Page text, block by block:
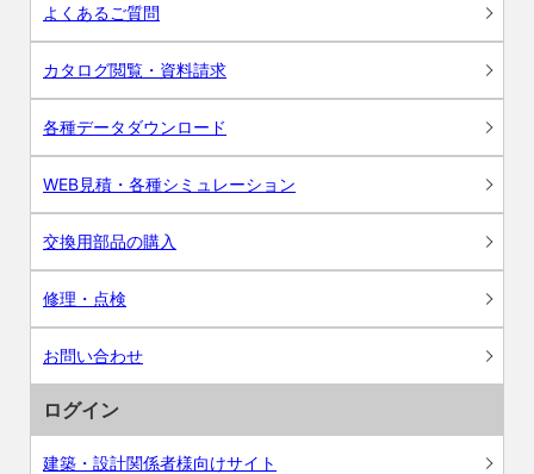
よくあるご質問
カタログ閲覧・資料請求
各種データダウンロード
WEB見積・各種シミュレーション
交換用部品の購入
修理・点検
お問い合わせ
ログイン
建築・設計関係者様向けサイト